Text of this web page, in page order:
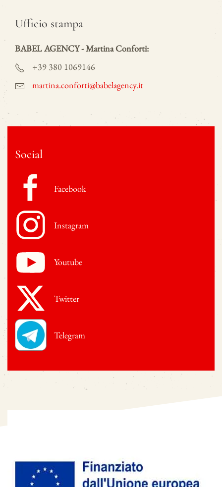
Ufficio stampa
BABEL AGENCY - Martina Conforti:
+39 380 1069146
martina.conforti@babelagency.it
Social
Facebook
Instagram
Youtube
Twitter
Telegram